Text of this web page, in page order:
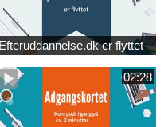
Efteruddannelse.dk er flyttet
02:28